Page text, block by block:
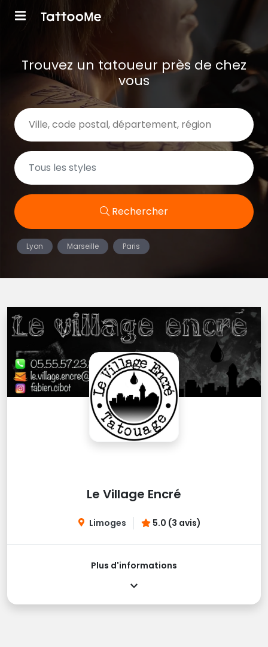
Trouvez un tatoueur près de chez
vous
Rechercher
Lyon Marseille Paris
Le Village Encré
Limoges 5.0 (3 avis)
Plus d'informations